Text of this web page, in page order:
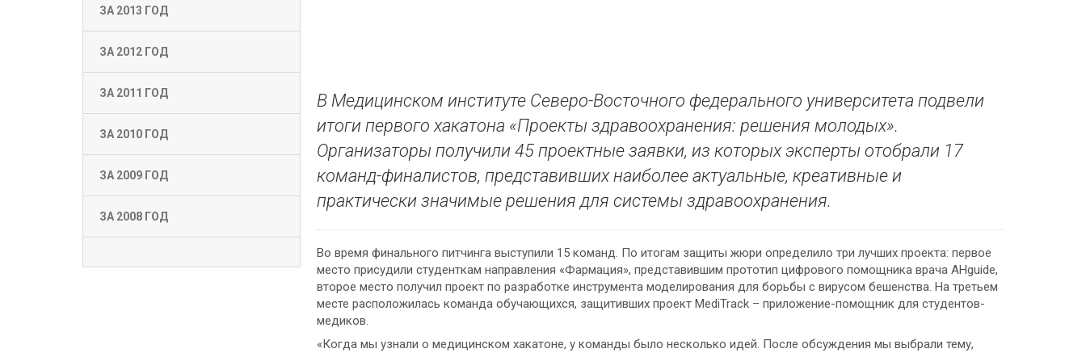
ЗА 2013 ГОД
ЗА 2012 ГОД
ЗА 2011 ГОД
ЗА 2010 ГОД
ЗА 2009 ГОД
ЗА 2008 ГОД
В Медицинском институте Северо-Восточного федерального университета подвели
итоги первого хакатона «Проекты здравоохранения: решения молодых».
Организаторы получили 45 проектные заявки, из которых эксперты отобрали 17
команд-финалистов, представивших наиболее актуальные, креативные и
практически значимые решения для системы здравоохранения.
Во время финального питчинга выступили 15 команд. По итогам защиты жюри определило три лучших проекта: первое
место присудили студенткам направления «Фармация», представившим прототип цифрового помощника врача AHguide,
второе место получил проект по разработке инструмента моделирования для борьбы с вирусом бешенства. На третьем
месте расположилась команда обучающихся, защитивших проект MediTrack – приложение-помощник для студентов-
медиков.
«Когда мы узнали о медицинском хакатоне, у команды было несколько идей. После обсуждения мы выбрали тему,